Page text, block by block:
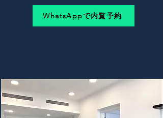
WhatsAppで内覧予約